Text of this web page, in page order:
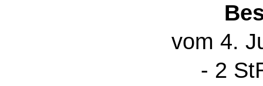
vom 4.
- 2